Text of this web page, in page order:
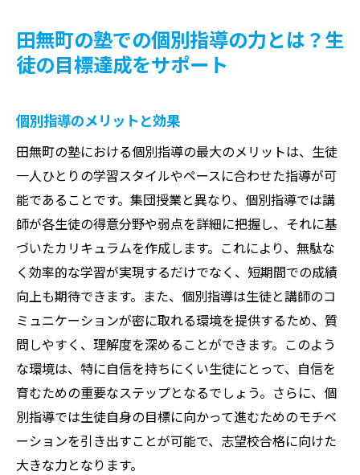
田無町の塾での個別指導の力とは？生
徒の目標達成をサポート
個別指導のメリットと効果
田無町の塾における個別指導の最大のメリットは、生徒
一人ひとりの学習スタイルやペースに合わせた指導が可
能であることです。集団授業と異なり、個別指導では講
師が各生徒の得意分野や弱点を詳細に把握し、それに基
づいたカリキュラムを作成します。これにより、無駄な
く効率的な学習が実現するだけでなく、短期間での成績
向上も期待できます。また、個別指導は生徒と講師のコ
ミュニケーションが密に取れる環境を提供するため、質
問しやすく、理解度を深めることができます。このよう
な環境は、特に自信を持ちにくい生徒にとって、自信を
育むための重要なステップとなるでしょう。さらに、個
別指導では生徒自身の目標に向かって進むためのモチベ
ーションを引き出すことが可能で、志望校合格に向けた
大きな力となります。